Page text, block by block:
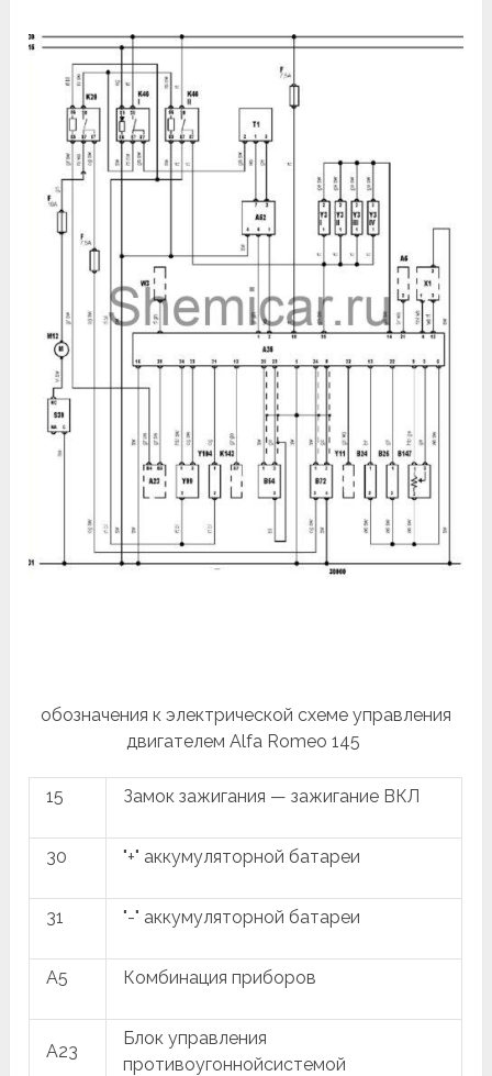
обозначения к электрической схеме управления
двигателем Alfa Romeo 145
15 Замок зажигания — зажигание ВКЛ
30 "+" аккумуляторной батареи
31 "-" аккумуляторной батареи
A5 Комбинация приборов
A23
Блок управления
противоугоннойсистемой